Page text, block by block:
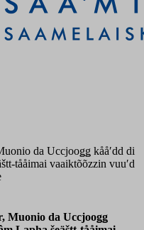
da Uccjooǥǥ kååʹdd di
tååimai vaaiktõõzzin vuuʹd
Muonio da Uccjooǥǥ